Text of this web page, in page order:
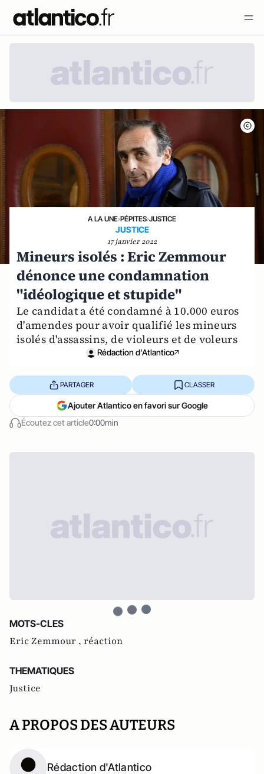
A LA UNE›PÉPITES›JUSTICE
JUSTICE
17 janvier 2022
Mineurs isolés : Eric Zemmour
dénonce une condamnation
"idéologique et stupide"
Le candidat a été condamné à 10.000 euros
d'amendes pour avoir qualifié les mineurs
isolés d'assassins, de violeurs et de voleurs
Rédaction d'Atlantico
Écoutez cet article0:00min
PARTAGER CLASSER
Ajouter Atlantico en favori sur Google
MOTS-CLES
Eric Zemmour , réaction
THEMATIQUES
Justice
A PROPOS DES AUTEURS
Rédaction d'Atlantico